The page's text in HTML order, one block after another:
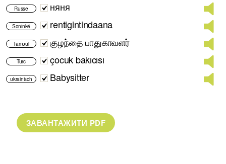
Russe няня
Soninké rentigintindaana
Tamoul குழந்தை பாதுகாவளர்
Turc çocuk bakıcısı
ukrainisch Babysitter